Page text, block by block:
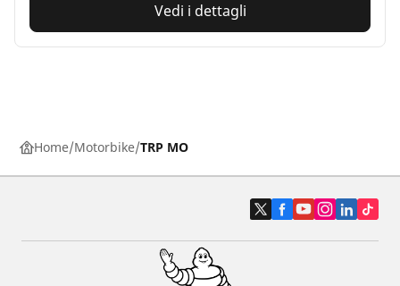
Vedi i dettagli
Home Motorbike TRP MO